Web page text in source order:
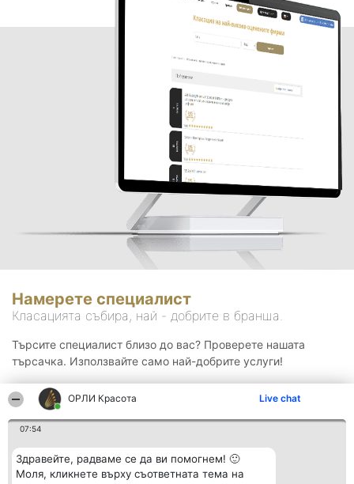
ОРЛИ Красота Live chat
07:54
Здравейте, радваме се да ви помогнем! 🙂
Моля, кликнете върху съответната тема на
Намерете специалист
Класацията събира, най - добрите в бранша.
Търсите специалист близо до вас? Проверете нашата
търсачка. Използвайте само най-добрите услуги!